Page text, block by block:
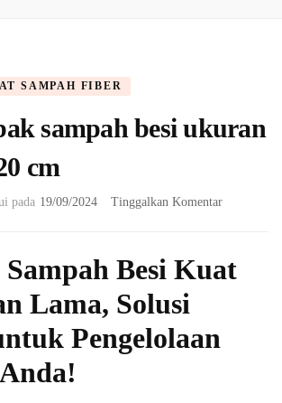
SAMPAH FIBER
sampah besi ukuran
cm
pada 19/09/2024 Tinggalkan Komentarpada
besi
Besi Kuat
Lama, Solusi
Pengelolaan